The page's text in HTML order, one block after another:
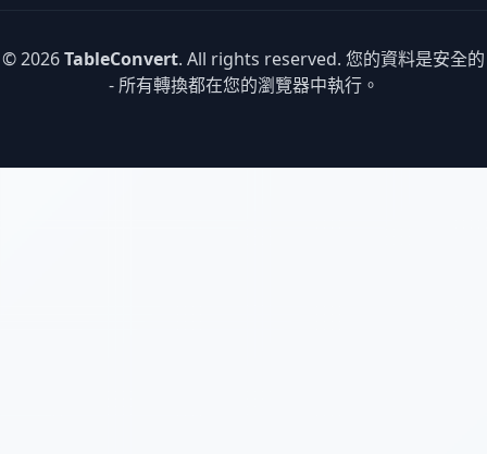
© 2026TableConvert. All rights reserved. 您的資料是安全的
- 所有轉換都在您的瀏覽器中執行。